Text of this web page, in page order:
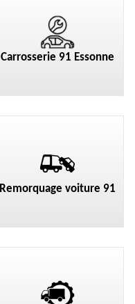
Carrosserie 91 Essonne
Remorquage voiture 91